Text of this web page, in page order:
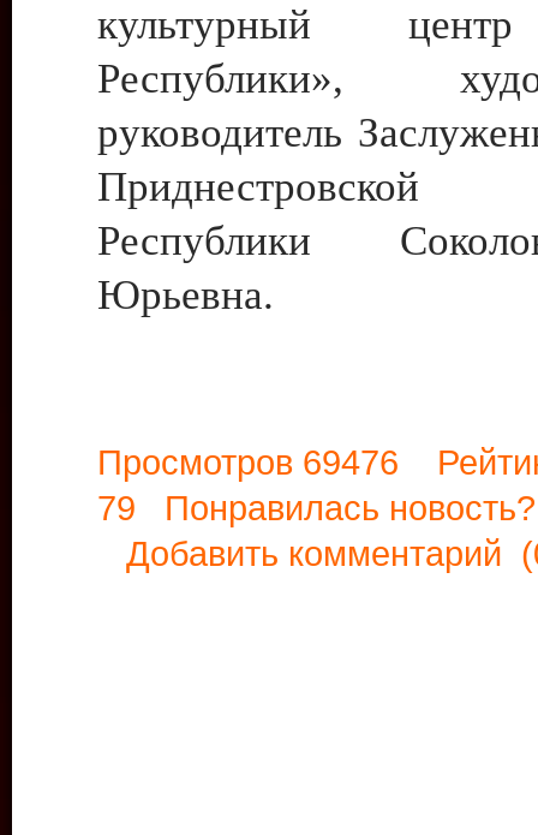
культурный
Республики»,
руководитель
Приднестровской
Республики
Юрьевна.
Просмотров 69476
79 Понравилась
Добавить комментарий